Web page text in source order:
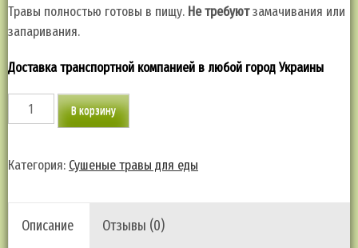
Травы полностью готовы в пищу. Не требуютзамачивания или
запаривания.
Доставка транспортной компанией в любой город Украины
Количество
товара
молодые
поставит
В корзину
Категория: Сушеные травы для еды
Описание Отзывы (0)